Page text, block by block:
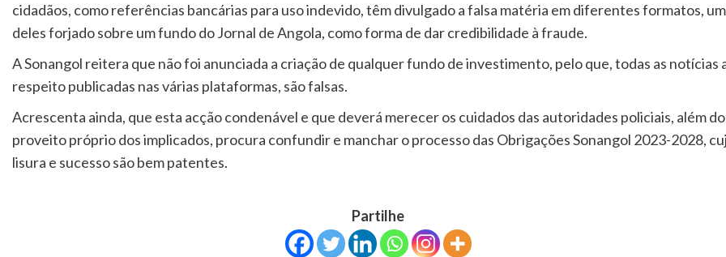
cidadãos, como referências bancárias para uso indevido, têm divulgado a falsa matéria em diferentes formatos, um
deles forjado sobre um fundo do Jornal de Angola, como forma de dar credibilidade à fraude.
A Sonangol reitera que não foi anunciada a criação de qualquer fundo de investimento, pelo que, todas as notícias
respeito publicadas nas várias plataformas, são falsas.
Acrescenta ainda, que esta acção condenável e que deverá merecer os cuidados das autoridades policiais, além do
proveito próprio dos implicados, procura confundir e manchar o processo das Obrigações Sonangol 2023-2028,
lisura e sucesso são bem patentes.
Partilhe